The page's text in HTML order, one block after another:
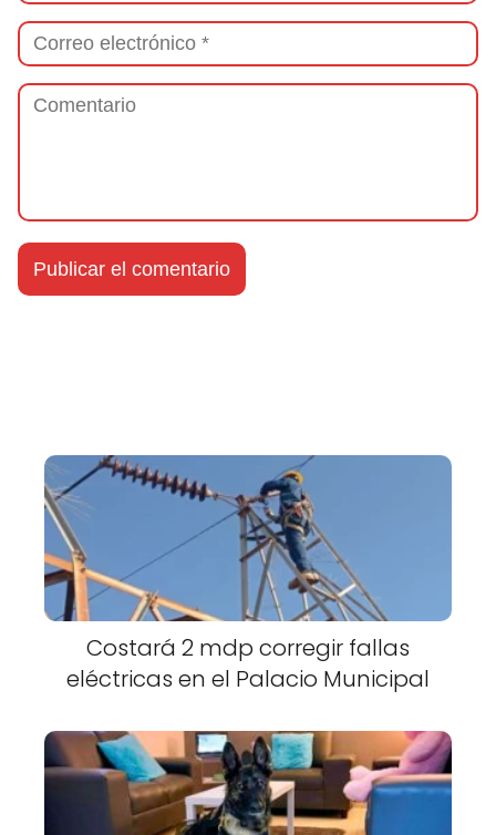
Costará 2 mdp corregir fallas
eléctricas en el Palacio Municipal